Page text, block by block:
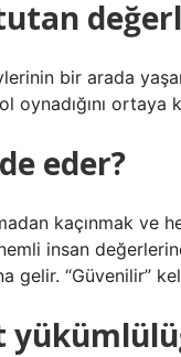
bir arada
oynadığını ortaya
eder?
kaçınmak ve
insan
“Güvenilir”